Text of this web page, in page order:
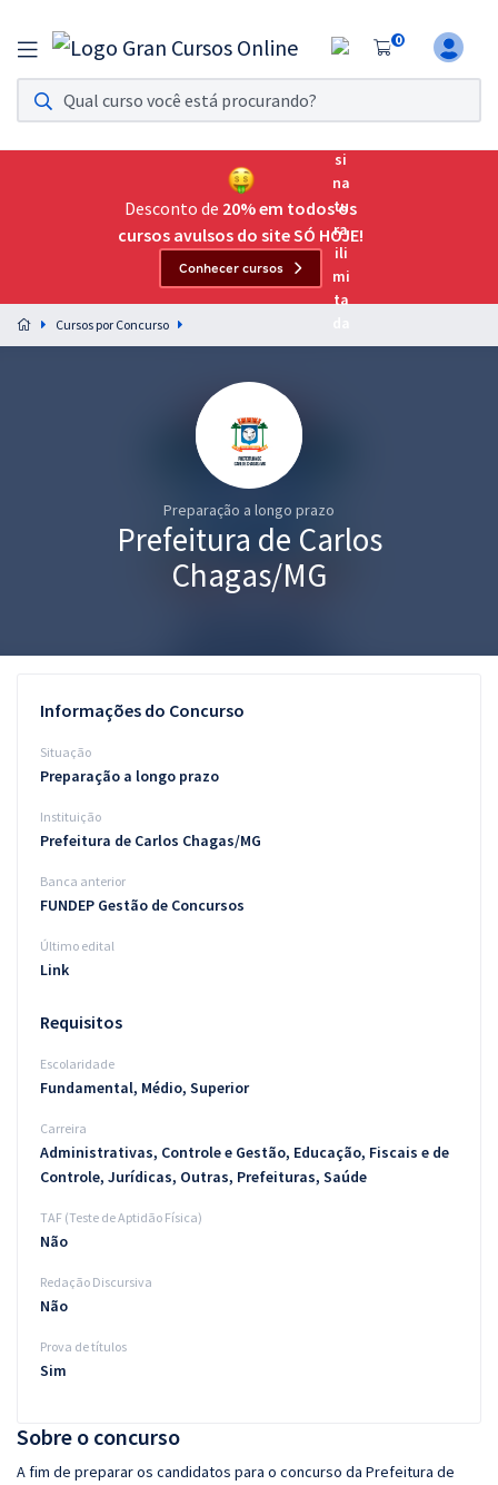
0
Assinatura Ilimitada 11
Acesso a todos os cursos. Teste grátis por 7 dias!
Assinatura OAB Até Passar
Acesso ilimitado a toda preparação para o Exame da
Preparação completa e intensiva para as principais
residências em saúde do Brasil
Conteúdo gratuito
Blog
Desconto de 20% em todos os
cursos avulsos do site SÓ HOJE!
Conhecer cursos
Cursos por Concurso
Preparação a longo prazo
Prefeitura de Carlos
Chagas/MG
Sobre o concurso
A fim de preparar os candidatos para o concurso da Prefeitura de
Informações do Concurso
Situação
Preparação a longo prazo
Instituição
Prefeitura de Carlos Chagas/MG
Banca anterior
FUNDEP Gestão de Concursos
Último edital
Link
Requisitos
Escolaridade
Fundamental, Médio, Superior
Carreira
Administrativas, Controle e Gestão, Educação, Fiscais e de
Controle, Jurídicas, Outras, Prefeituras, Saúde
TAF (Teste de Aptidão Física)
Não
Redação Discursiva
Não
Prova de títulos
Sim